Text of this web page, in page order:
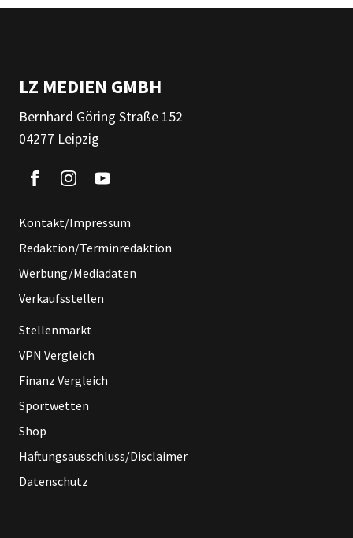
LZ MEDIEN GMBH
Bernhard Göring Straße 152
04277 Leipzig
Kontakt/Impressum
Redaktion/Terminredaktion
Werbung/Mediadaten
Verkaufsstellen
Stellenmarkt
VPN Vergleich
Finanz Vergleich
Sportwetten
Shop
Haftungsausschluss/Disclaimer
Datenschutz